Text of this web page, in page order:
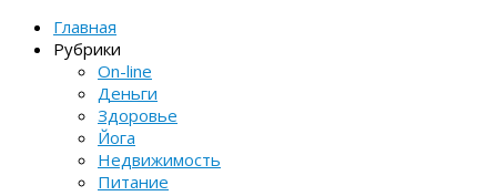
Главная
Рубрики
On-line
Деньги
Здоровье
Йога
Недвижимость
Питание